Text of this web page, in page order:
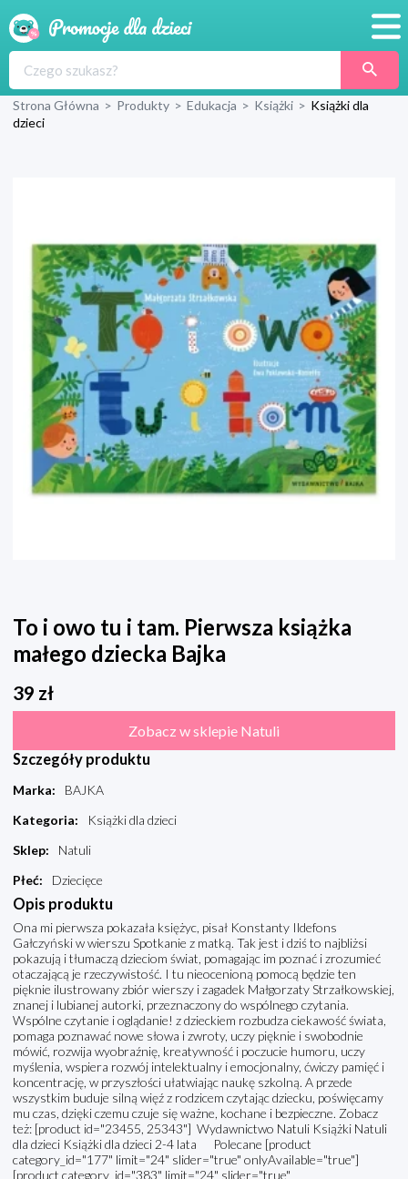
Produkty
Wyprawka
Strona Główna > Produkty > Edukacja > Książki > Książki dla
dzieci
To i owo tu i tam. Pierwsza książka
małego dziecka Bajka
39 zł
Zobacz w sklepie Natuli
Szczegóły produktu
Marka:
BAJKA
Kategoria:
Książki dla dzieci
Sklep:
Natuli
Płeć: Dziecięce
Opis produktu
Ona mi pierwsza pokazała księżyc, pisał Konstanty Ildefons
Gałczyński w wierszu Spotkanie z matką. Tak jest i dziś to najbliżsi
pokazują i tłumaczą dzieciom świat, pomagając im poznać i zrozumieć
otaczającą je rzeczywistość. I tu nieocenioną pomocą będzie ten
pięknie ilustrowany zbiór wierszy i zagadek Małgorzaty Strzałkowskiej,
znanej i lubianej autorki, przeznaczony do wspólnego czytania.
Wspólne czytanie i oglądanie! z dzieckiem rozbudza ciekawość świata,
pomaga poznawać nowe słowa i zwroty, uczy pięknie i swobodnie
mówić, rozwija wyobraźnię, kreatywność i poczucie humoru, uczy
myślenia, wspiera rozwój intelektualny i emocjonalny, ćwiczy pamięć i
koncentrację, w przyszłości ułatwiając naukę szkolną. A przede
wszystkim buduje silną więź z rodzicem czytając dziecku, poświęcamy
mu czas, dzięki czemu czuje się ważne, kochane i bezpieczne. Zobacz
też: [product id="23455, 25343"] Wydawnictwo Natuli Książki Natuli
dla dzieci Książki dla dzieci 2-4 lata Polecane [product
category_id="177" limit="24" slider="true" onlyAvailable="true"]
[product category_id="383" limit="24" slider="true"